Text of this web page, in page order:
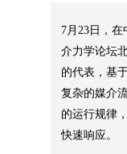
7月23日，
介力学论坛
的代表，基
复杂的媒介
的运行规律
快速响应。